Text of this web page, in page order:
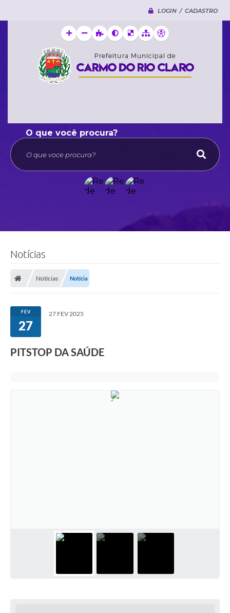
LOGIN / CADASTRO
O que voce procura?
Notícias
Notícias Notícia
FEV
27
27 FEV 2025
PITSTOP DA SAÚDE